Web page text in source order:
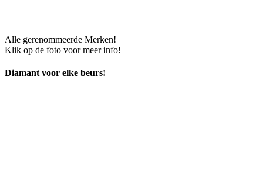
Alle gerenommeerde Merken!
Klik op de foto voor meer info!
Diamant voor elke beurs!